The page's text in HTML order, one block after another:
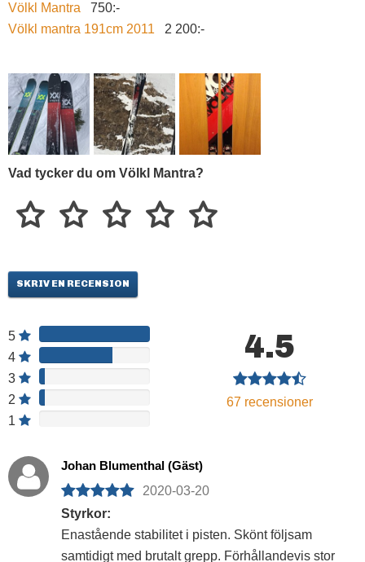
Völkl Mantra 750:-
Völkl mantra 191cm 2011 2 200:-
Vad tycker du om Völkl Mantra?
SKRIV EN RECENSION
5
4
3
2
1
4.5
67 recensioner
Johan Blumenthal (Gäst)
2020-03-20
Styrkor:
Enastående stabilitet i pisten. Skönt följsam
samtidigt med brutalt grepp. Förhållandevis stor